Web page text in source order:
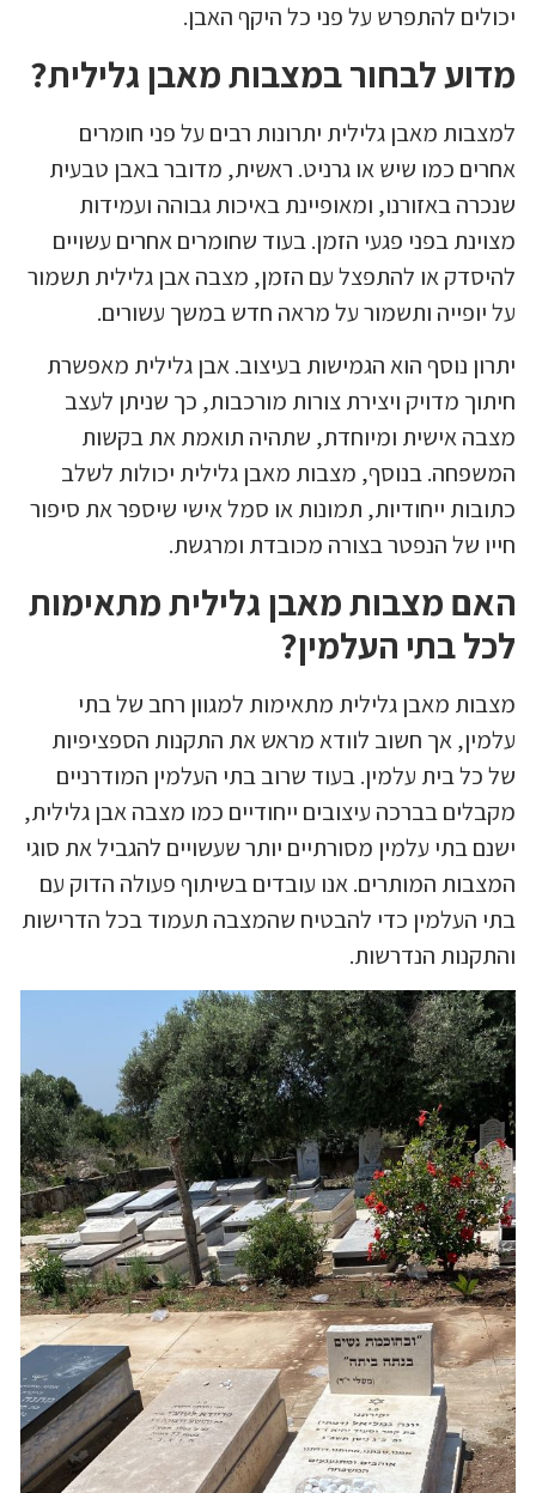
יכולים להתפרש על פני כל היקף האבן.
מדוע לבחור במצבות מאבן גלילית?
למצבות מאבן גלילית יתרונות רבים על פני חומרים
אחרים כמו שיש או גרניט. ראשית, מדובר באבן טבעית
שנכרה באזורנו, ומאופיינת באיכות גבוהה ועמידות
מצוינת בפני פגעי הזמן. בעוד שחומרים אחרים עשויים
להיסדק או להתפצל עם הזמן, מצבה אבן גלילית תשמור
על יופייה ותשמור על מראה חדש במשך עשורים.
יתרון נוסף הוא הגמישות בעיצוב. אבן גלילית מאפשרת
חיתוך מדויק ויצירת צורות מורכבות, כך שניתן לעצב
מצבה אישית ומיוחדת, שתהיה תואמת את בקשות
המשפחה. בנוסף, מצבות מאבן גלילית יכולות לשלב
כתובות ייחודיות, תמונות או סמל אישי שיספר את סיפור
חייו של הנפטר בצורה מכובדת ומרגשת.
האם מצבות מאבן גלילית מתאימות
לכל בתי העלמין?
מצבות מאבן גלילית מתאימות למגוון רחב של בתי
עלמין, אך חשוב לוודא מראש את התקנות הספציפיות
של כל בית עלמין. בעוד שרוב בתי העלמין המודרניים
מקבלים בברכה עיצובים ייחודיים כמו מצבה אבן גלילית,
ישנם בתי עלמין מסורתיים יותר שעשויים להגביל את סוגי
המצבות המותרים. אנו עובדים בשיתוף פעולה הדוק עם
בתי העלמין כדי להבטיח שהמצבה תעמוד בכל הדרישות
והתקנות הנדרשות.